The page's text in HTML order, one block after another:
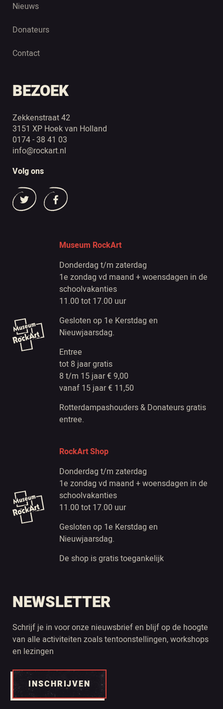
Nieuws
Donateurs
Contact
BEZOEK
Zekkenstraat 42
3151 XP Hoek van Holland
0174 - 38 41 03
info@rockart.nl
Volg ons
Museum RockArt
Donderdag t/m zaterdag
1e zondag vd maand + woensdagen in de
schoolvakanties
11.00 tot 17.00 uur
Gesloten op 1e Kerstdag en
Nieuwjaarsdag.
Entree
tot 8 jaar gratis
8 t/m 15 jaar € 9,00
vanaf 15 jaar € 11,50
Rotterdampashouders & Donateurs gratis
entree.
RockArt Shop
Donderdag t/m zaterdag
1e zondag vd maand + woensdagen in de
schoolvakanties
11.00 tot 17.00 uur
Gesloten op 1e Kerstdag en
Nieuwjaarsdag.
De shop is gratis toegankelijk
NEWSLETTER
Schrijf je in voor onze nieuwsbrief en blijf op de hoogte
van alle activiteiten zoals tentoonstellingen, workshops
en lezingen
INSCHRIJVEN